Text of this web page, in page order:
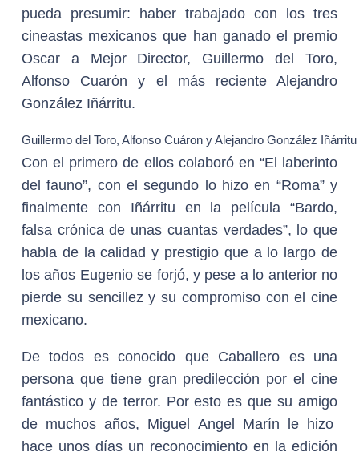
pueda presumir: haber trabajado con los tres
cineastas mexicanos que han ganado el premio
Oscar a Mejor Director, Guillermo del Toro,
Alfonso Cuarón y el más reciente Alejandro
González Iñárritu.
Guillermo del Toro, Alfonso Cuáron y Alejandro González Iñárritu
Con el primero de ellos colaboró en “El laberinto
del fauno”, con el segundo lo hizo en “Roma” y
finalmente con Iñárritu en la película “Bardo,
falsa crónica de unas cuantas verdades”, lo que
habla de la calidad y prestigio que a lo largo de
los años Eugenio se forjó, y pese a lo anterior no
pierde su sencillez y su compromiso con el cine
mexicano.
De todos es conocido que Caballero es una
persona que tiene gran predilección por el cine
fantástico y de terror. Por esto es que su amigo
de muchos años, Miguel Angel Marín le hizo
hace unos días un reconocimiento en la edición